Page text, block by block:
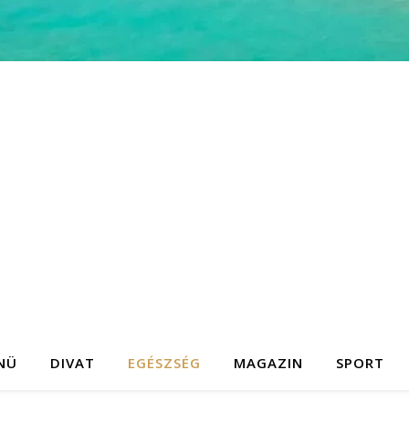
DIVAT EGÉSZSÉG MAGAZIN SPORT